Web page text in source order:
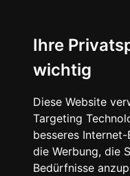
Ihre
wichtig
Diese Website
Targeting
besseres
die Werbung, die
Bedürfnisse